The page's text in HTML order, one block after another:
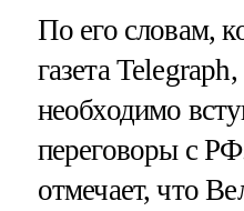
По его словам,
газета
необходимо
переговоры с
отмечает, что